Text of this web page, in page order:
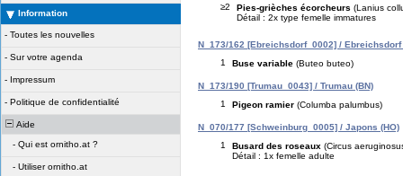
Information
- Toutes les nouvelles
- Sur votre agenda
- Impressum
- Politique de confidentialité
Aide
- Qui est ornitho.at ?
- Utiliser ornitho.at
≥2
Pies-grièches écorcheurs (Lanius
Détail : 2x type femelle immatures
N_173/162 [Ebreichsdorf_0002] / Ebreichsdorf
1
Buse variable (Buteo buteo)
N_173/190 [Trumau_0043] / Trumau (BN)
1
Pigeon ramier (Columba palumbus)
N_070/177 [Schweinburg_0005] / Japons (HO)
1
Busard des roseaux (Circus
Détail : 1x femelle adulte